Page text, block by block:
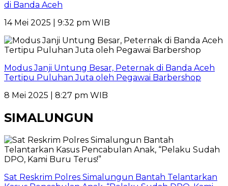
di Banda Aceh
14 Mei 2025 | 9:32 pm WIB
Modus Janji Untung Besar, Peternak di Banda Aceh
Tertipu Puluhan Juta oleh Pegawai Barbershop
8 Mei 2025 | 8:27 pm WIB
SIMALUNGUN
Sat Reskrim Polres Simalungun Bantah Telantarkan